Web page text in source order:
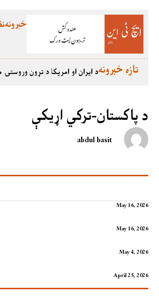
خبرونه
د ایران او امریکا د تړونتازه خبرونه
د پاکستان-ترکي اړیکې
abdul basit
May 16, 2026
May 16, 2026
May 4, 2026
April 25, 2026